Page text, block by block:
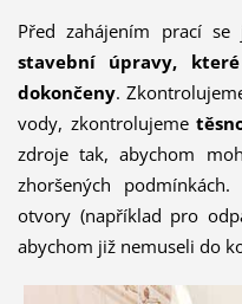
Před zahájením prací
stavební úpravy,
dokončeny.
vody, zkontrolujeme
zdroje tak, abychom
zhoršených
otvory (například pro
abychom již nemuseli do